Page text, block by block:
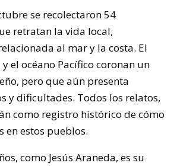
se recolectaron 54
retratan la vida local,
al mar y la costa. El
el océano Pacífico coronan un
pero que aún presenta
y dificultades. Todos los relatos,
como registro histórico de cómo
en estos pueblos.
como Jesús Araneda, es su